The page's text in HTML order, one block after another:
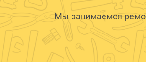
Мы занимаемся